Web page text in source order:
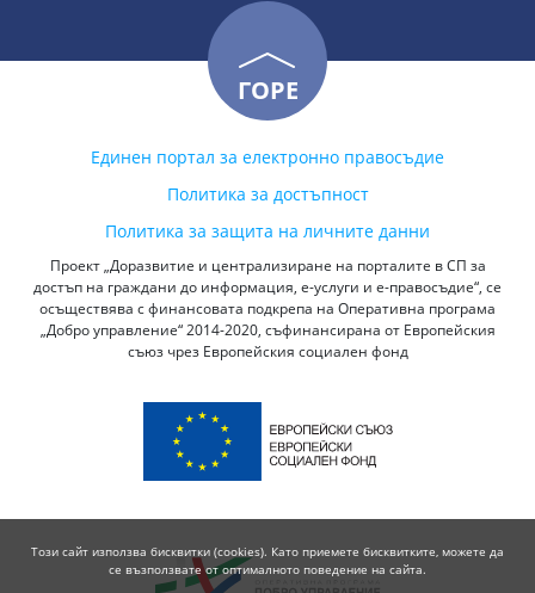
ГОРЕ
Единен портал за електронно правосъдие
Политика за достъпност
Политика за защита на личните данни
Проект „Доразвитие и централизиране на порталите в СП за
достъп на граждани до информация, е-услуги и е-правосъдие“, се
осъществява с финансовата подкрепа на Оперативна програма
„Добро управление“ 2014-2020, съфинансирана от Европейския
съюз чрез Европейския социален фонд
Този сайт използва бисквитки (cookies). Като приемете бисквитките, можете да
се възползвате от оптималното поведение на сайта.